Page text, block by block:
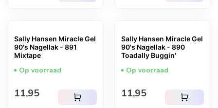
Sally Hansen Miracle Gel
90's Nagellak - 891
Mixtape
Op voorraad
Normale prijs
11,95 shopping_cart
Sally Hansen Miracle Gel
90's Nagellak - 890
Toadally Buggin'
Op voorraad
Normale prijs
11,95 shopping_cart